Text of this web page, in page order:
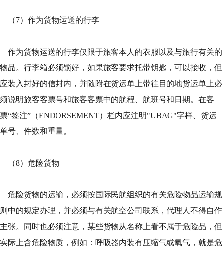
（7）作为货物运送的行李
作为货物运送的行李仅限于旅客本人的衣服以及与旅行有关的
物品。行李箱必须锁好，如果旅客要求托带钥匙，可以接收，但
应装入封好的信封内，并随附在货运单上带往目的地货运单上必
须说明旅客客票号和旅客客票中的航程、航班号和日期。在客
票“签注”（ENDORSEMENT）栏内应注明"UBAG"字样、货运
单号、件数和重量。
（8）危险货物
危险货物的运输，必须按国际民航组织的有关危险物品运输规
则中的规定办理，并必须与有关航空公司联系，代理人不得自作
主张。同时也必须注意，某些货物从名称上看不属于危险品，但
实际上含危险物质，例如：呼吸器内装有压缩气或氧气，就是危